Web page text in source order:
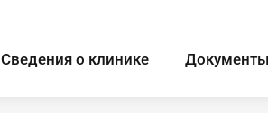
Сведения о клинике Документы